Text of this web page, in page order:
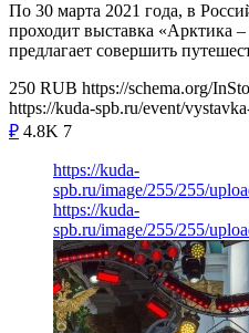
По 30 марта 2021 года, в
проходит выставка «Арктика –
предлагает совершить
250 RUB https://schema.org/
https://kuda-spb.ru/event/
₽ 4.8K 7
https://kuda-
spb.ru/image/255/255/
https://kuda-
spb.ru/image/255/255/